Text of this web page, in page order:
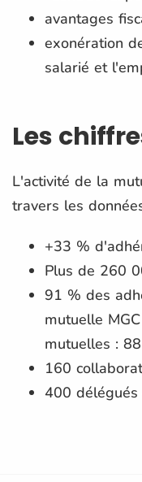
avantages
exonération
salarié et
Les
L'activité de la
travers les
+33 %
Plus de 260
91 % des
mutuelle
mutuelles :
160
400 délégués